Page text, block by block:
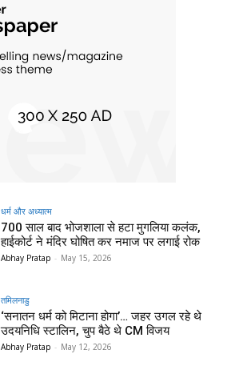
धर्म और अध्यात्म
700 साल बाद भोजशाला से हटा मुगलिया कलंक,
हाईकोर्ट ने मंदिर घोषित कर नमाज पर लगाई रोक
Abhay Pratap - May 15, 2026
तमिलनाडु
‘सनातन धर्म को मिटाना होगा’… जहर उगल रहे थे
उदयनिधि स्टालिन, चुप बैठे थे CM विजय
Abhay Pratap - May 12, 2026